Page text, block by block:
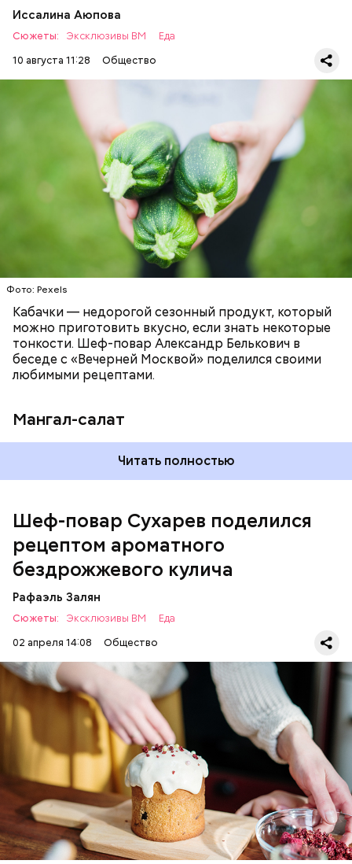
Иссалина Аюпова
Сюжеты: Эксклюзивы ВМ
Еда
10 августа 11:28
Общество
Фото: Pexels
Кабачки — недорогой сезонный продукт, который
можно приготовить вкусно, если знать некоторые
тонкости. Шеф-повар Александр Белькович в
беседе с «Вечерней Москвой» поделился своими
любимыми рецептами.
Мангал-салат
Что понадобится:
Читать полностью
РЕЦЕПТЫ
Шеф-повар Сухарев поделился
рецептом ароматного
бездрожжевого кулича
Рафаэль Залян
Сюжеты: Эксклюзивы ВМ
Еда
02 апреля 14:08
Общество
Первый необычный рецепт кулича несколько
отличается от классической рецептуры, так как
содержит нестандартную начинку:
— Этот вариант кулича не содержит дрожжей,
поэтому люди, которые любят сидеть на диете,
оценят его.
Ингредиенты
ПРАЗДНИКИ РЕЦЕПТЫ ПАСХА